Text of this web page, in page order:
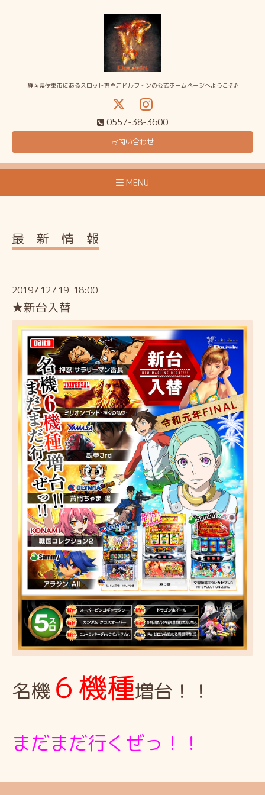
静岡県伊東市にあるスロット専門店ドルフィンの公式ホームページへようこそ♪
0557-38-3600
お問い合わせ
MENU
最 新 情 報
2019/ 12 / 19 18:00
★新台入替
名機６機種増台！！
まだまだ行くぜっ！！